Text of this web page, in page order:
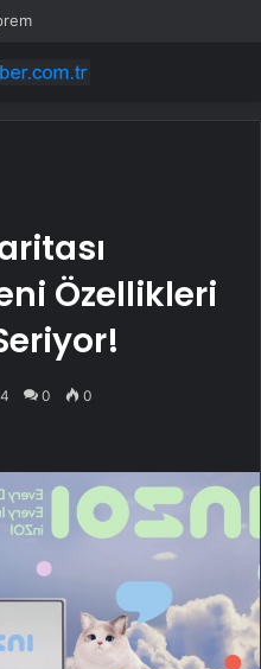
Özellikleri
0 0